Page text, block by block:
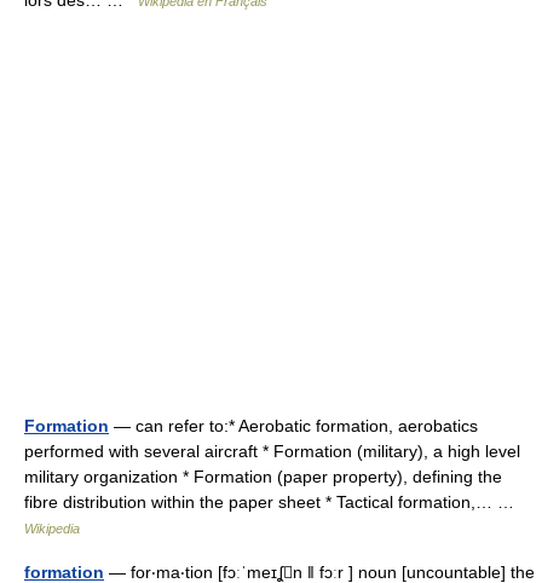
Formation — can refer to:* Aerobatic formation, aerobatics
performed with several aircraft * Formation (military), a high level
military organization * Formation (paper property), defining the
fibre distribution within the paper sheet * Tactical formation,… …
Wikipedia
formation — for‧ma‧tion [fɔːˈmeɪʆn ǁ fɔːr ] noun [uncountable] the